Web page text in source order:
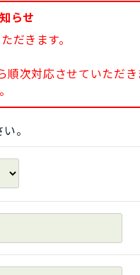
らせ
だきます。
次対応させていただき
。